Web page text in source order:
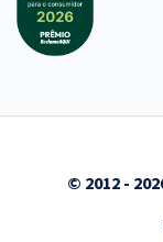
© 2012 -